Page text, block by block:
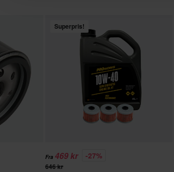
Superpris!
Fra 469 kr -27%
646 kr